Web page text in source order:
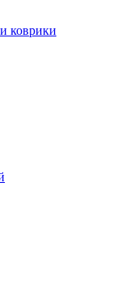
коврики